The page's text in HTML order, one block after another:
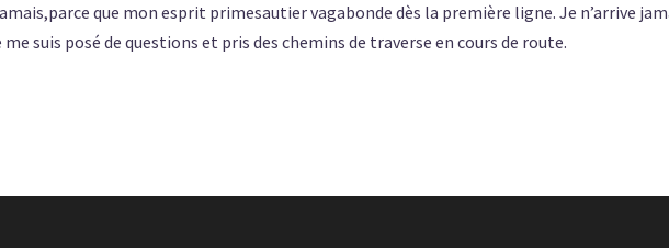
que mon esprit primesautier vagabonde dès la première ligne. Je n’arrive
suis posé de questions et pris des chemins de traverse en cours de route.